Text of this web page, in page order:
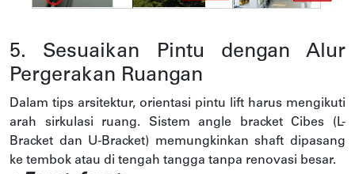
5. Sesuaikan Pintu dengan Alur
Pergerakan Ruangan
Dalam tips arsitektur, orientasi pintu lift harus mengikuti
arah sirkulasi ruang. Sistem angle bracket Cibes (L-
Bracket dan U-Bracket) memungkinkan shaft dipasang
ke tembok atau di tengah tangga tanpa renovasi besar.